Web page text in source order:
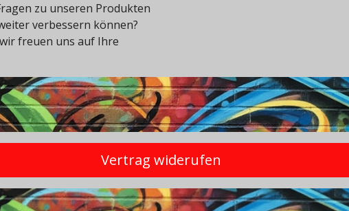
zu unseren Produkten
verbessern können?
freuen uns auf Ihre
Vertrag widerufen